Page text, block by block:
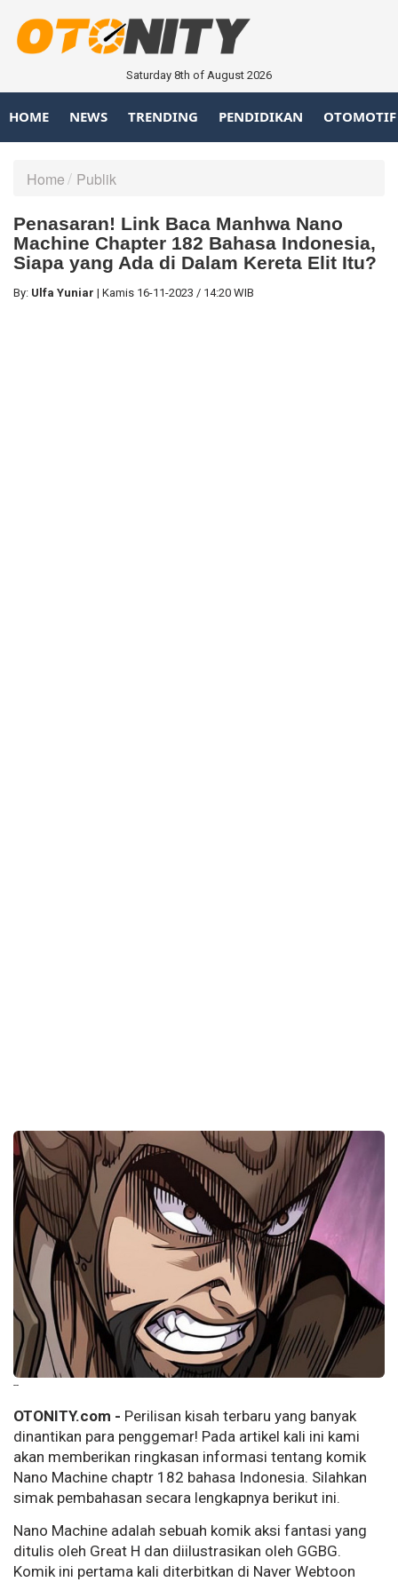
Saturday 8th of August 2026
HOME NEWS TRENDING PENDIDIKAN OTOMOTIF
Home Publik
Penasaran! Link Baca Manhwa Nano
Machine Chapter 182 Bahasa Indonesia,
Siapa yang Ada di Dalam Kereta Elit Itu?
By: Ulfa Yuniar | Kamis 16-11-2023 / 14:20 WIB
--
OTONITY.com - Perilisan kisah terbaru yang banyak
dinantikan para penggemar! Pada artikel kali ini kami
akan memberikan ringkasan informasi tentang komik
Nano Machine chaptr 182 bahasa Indonesia. Silahkan
simak pembahasan secara lengkapnya berikut ini.
Nano Machine adalah sebuah komik aksi fantasi yang
ditulis oleh Great H dan diilustrasikan oleh GGBG.
Komik ini pertama kali diterbitkan di Naver Webtoon